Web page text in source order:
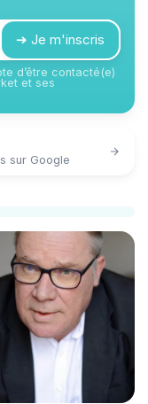
➔ Je m'inscris
d’être contacté(e)
et ses
sur Google